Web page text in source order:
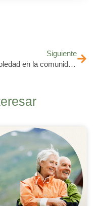
Siguiente
La soledad en la comunidad senior en la era de la comunicación